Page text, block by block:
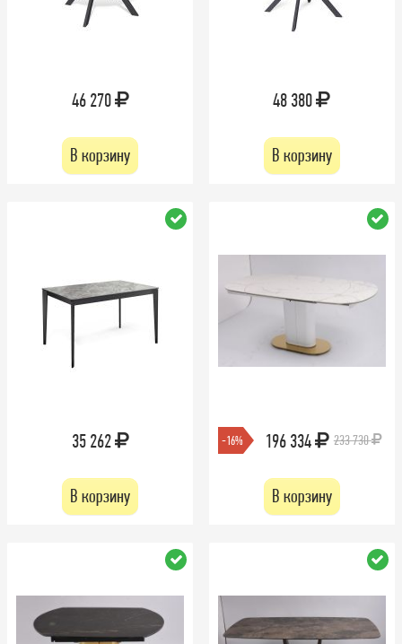
46 270
В корзину
48 380
В корзину
35 262
В корзину
-16% 196 334 233 730
В корзину